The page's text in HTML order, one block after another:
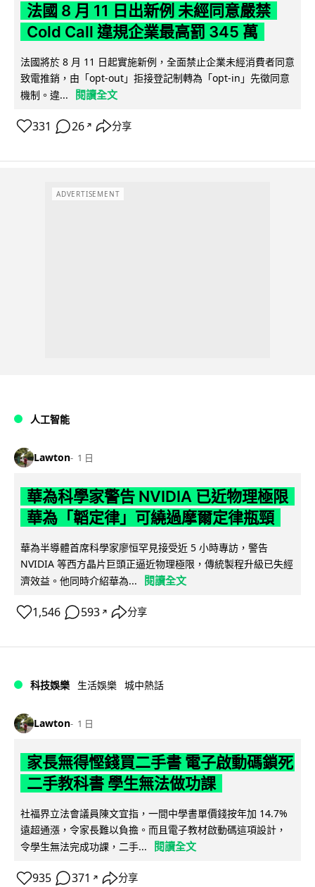
法國 8 月 11 日出新例 未經同意嚴禁
Cold Call 違規企業最高罰 345 萬
法國將於 8 月 11 日起實施新例，全面禁止企業未經消費者同意
致電推銷，由「opt-out」拒接登記制轉為「opt-in」先徵同意
機制。違...
閱讀全文
331 26 ↗ 分享
ADVERTISEMENT
人工智能
Lawton 1 日
華為科學家警告 NVIDIA 已近物理極限
華為「韜定律」可繞過摩爾定律瓶頸
華為半導體首席科學家廖恒罕見接受近 5 小時專訪，警告
NVIDIA 等西方晶片巨頭正逼近物理極限，傳統製程升級已失經
濟效益。他同時介紹華為...
閱讀全文
1,546 593 ↗ 分享
科技娛樂 生活娛樂 城中熱話
Lawton 1 日
家長無得慳錢買二手書 電子啟動碼鎖死
二手教科書 學生無法做功課
社福界立法會議員陳文宜指，一間中學書單價錢按年加 14.7%
遠超通漲，令家長難以負擔。而且電子教材啟動碼這項設計，
令學生無法完成功課，二手...
閱讀全文
935 371 ↗ 分享